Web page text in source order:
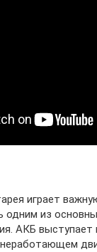
играет
одним из
АКБ выступает